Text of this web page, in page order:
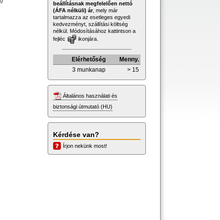
beállításnak megfelelően nettó
(ÁFA nélküli) ár, mely már
tartalmazza az esetleges egyedi
kedvezményt, szállítási költség
nélkül. Módosításához kattintson a
fejléc
ikonjára.
Elérhetőség
Menny.
3 munkanap
> 15
Általános használati és
biztonsági útmutató (HU)
Kérdése van?
Írjon nekünk most!